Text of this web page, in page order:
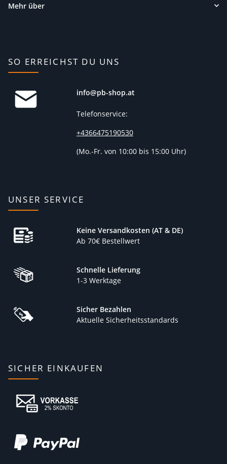
Mehr über
SO ERREICHST DU UNS
info@pb-shop.at
Telefonservice:
+4366475190530
(Mo.-Fr. von 10:00 bis 15:00 Uhr)
UNSER SERVICE
Keine Versandkosten (AT & DE)
Ab 70€ Bestellwert
Schnelle Lieferung
1-3 Werktage
Sicher Bezahlen
Aktuelle Sicherheitsstandards
SICHER EINKAUFEN